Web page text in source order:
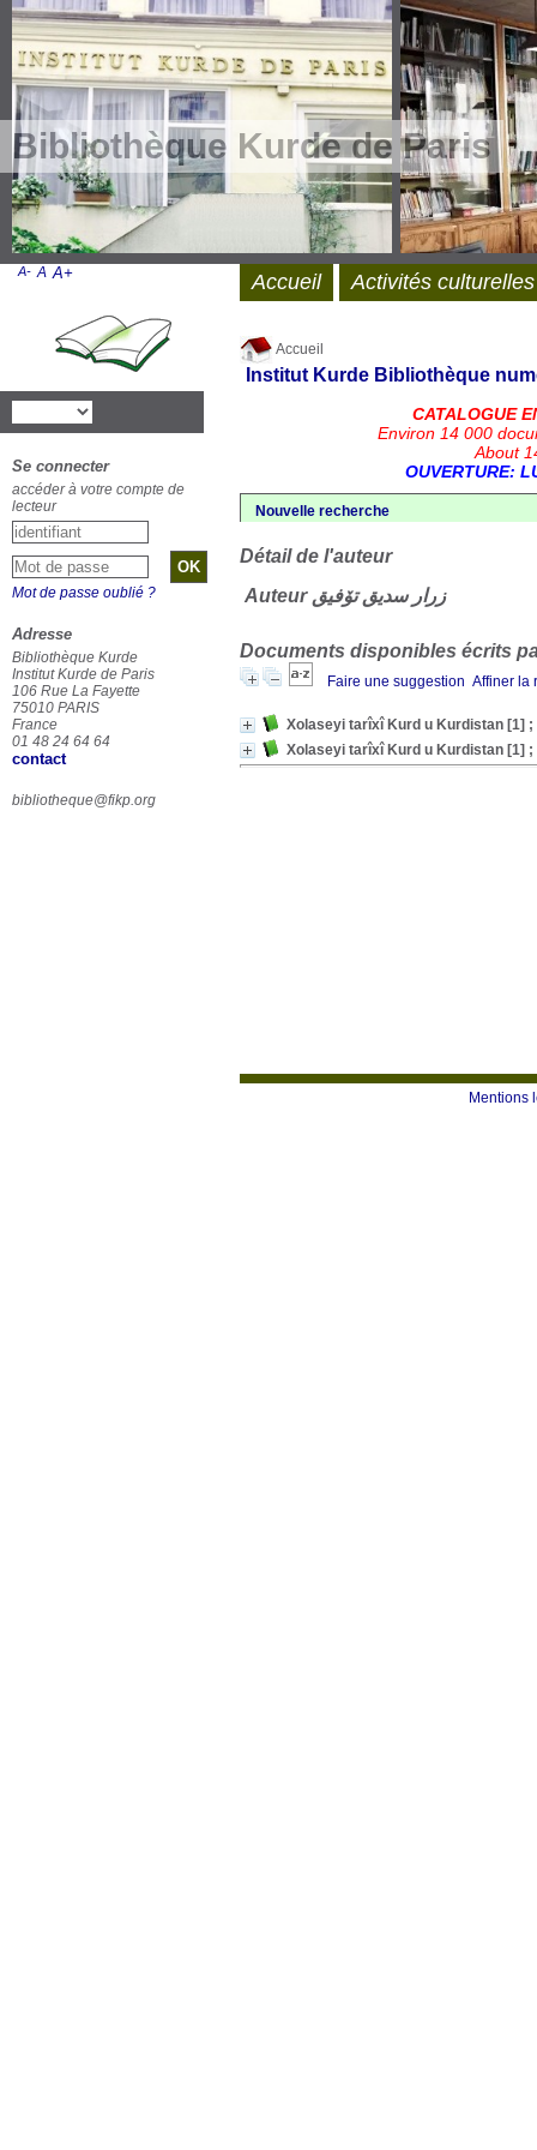
Bibliothèque Kurde de Paris
Accueil
Institut Kurde Bibliothèque
CATALOGUE
Environ 14 000
About
OUVERTURE:
Nouvelle recherche
Détail de l'auteur
Auteur زرار سدیق تۆفیق
Documents disponibles écrits
Faire une suggestion Affiner la
Mentions
Accueil Activités culturelles
A- A A+
Se connecter
accéder à votre compte de
lecteur
Mot de passe oublié ?
Adresse
Bibliothèque Kurde
Institut Kurde de Paris
106 Rue La Fayette
75010 PARIS
France
01 48 24 64 64
contact
bibliotheque@fikp.org